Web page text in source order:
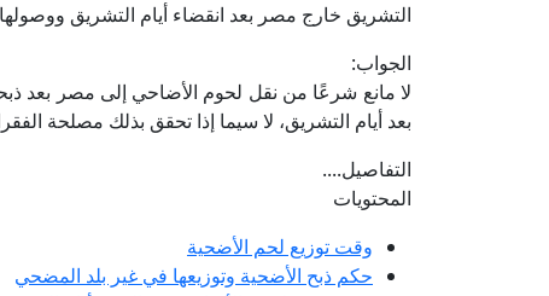
التشريق خارج مصر بعد انقضاء أيام التشريق
الجواب:
لا مانع شرعًا من نقل لحوم الأضاحي إلى مصر بعد
بعد أيام التشريق، لا سيما إذا تحقق بذلك مصلحة
التفاصيل....
المحتويات
وقت توزيع لحم الأضحية
حكم ذبح الأضحية وتوزيعها في غير بلد المضحي